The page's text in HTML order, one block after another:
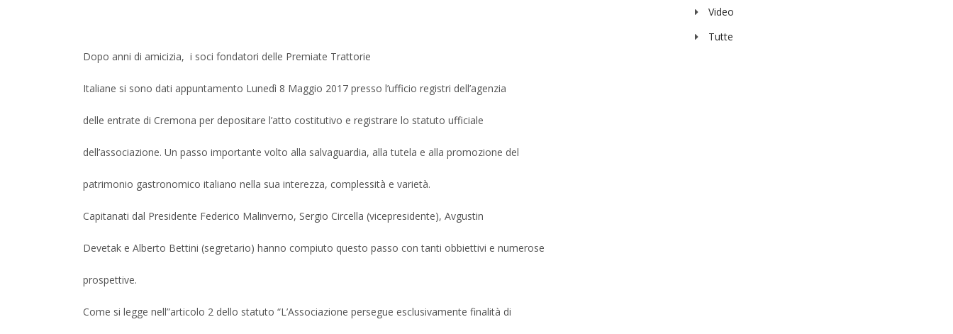
Dopo anni di amicizia, i soci fondatori delle Premiate Trattorie
Italiane si sono dati appuntamento Lunedì 8 Maggio 2017 presso l’ufficio registri dell’agenzia
delle entrate di Cremona per depositare l’atto costitutivo e registrare lo statuto ufficiale
dell’associazione. Un passo importante volto alla salvaguardia, alla tutela e alla promozione del
patrimonio gastronomico italiano nella sua interezza, complessità e varietà.
Capitanati dal Presidente Federico Malinverno, Sergio Circella (vicepresidente), Avgustin
Devetak e Alberto Bettini (segretario) hanno compiuto questo passo con tanti obbiettivi e numerose
prospettive.
Come si legge nell”articolo 2 dello statuto “L’Associazione persegue esclusivamente finalità di
Video
Tutte